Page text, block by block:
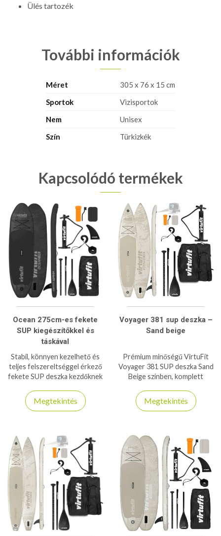
Ülés tartozék
További információk
Méret
305 x 76 x 15 cm
Sportok
Vizisportok
Nem
Unisex
Szín
Türkizkék
Kapcsolódó termékek
Ocean 275cm-es fekete
SUP kiegészítőkkel és
táskával
Stabil, könnyen kezelhető és
teljes felszereltséggel érkező
fekete SUP deszka kezdőknek
választás nyári vízi
kalandokhoz, túrázáshoz és
Megtekintés
Voyager 381 sup deszka –
Sand beige
Prémium minőségű VirtuFit
Voyager 381 SUP deszka Sand
Beige színben, komplett
hordtáskával. Stabil, gyors és
ideális hosszabb vízitúrákhoz,
Megtekintés